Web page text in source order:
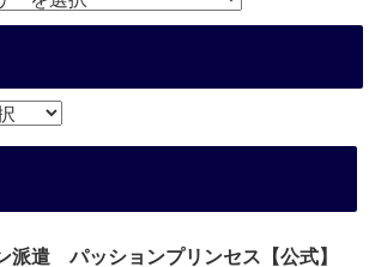
派遣 パッションプリンセス【公式】